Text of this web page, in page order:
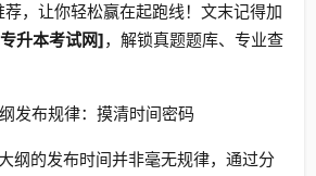
，让你轻松赢在起跑线！文末记得加
升本考试网]，解锁真题题库、专业查
发布规律：摸清时间密码
纲的发布时间并非毫无规律，通过分